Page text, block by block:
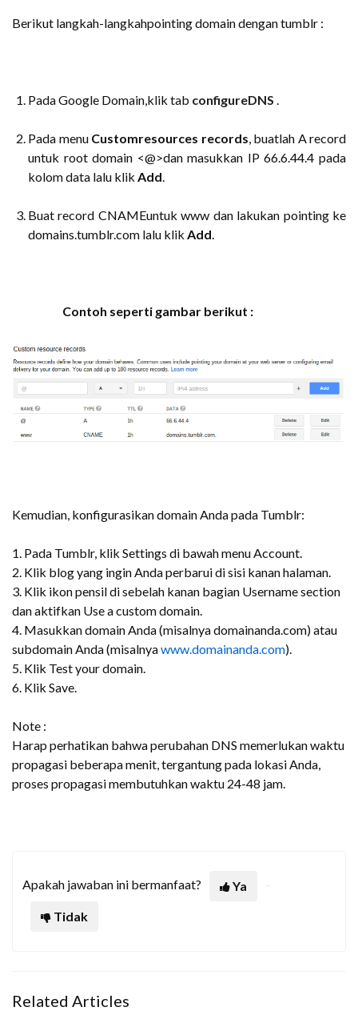
Berikut langkah-langkahpointing domain dengan tumblr :
Pada Google Domain,klik tab configureDNS .
Pada menu Customresources records, buatlah A record
untuk root domain <@>dan masukkan IP 66.6.44.4 pada
kolom data lalu klik Add.
Buat record CNAMEuntuk www dan lakukan pointing ke
domains.tumblr.com lalu klik Add.
Contoh seperti gambar berikut :
Kemudian, konfigurasikan domain Anda pada Tumblr:
1. Pada Tumblr, klik Settings di bawah menu Account.
2. Klik blog yang ingin Anda perbarui di sisi kanan halaman.
3. Klik ikon pensil di sebelah kanan bagian Username section
dan aktifkan Use a custom domain.
4. Masukkan domain Anda (misalnya domainanda.com) atau
subdomain Anda (misalnyawww.domainanda.com).
5. Klik Test your domain.
6. Klik Save.
Note :
Harap perhatikan bahwa perubahan DNS memerlukan waktu
propagasi beberapa menit, tergantung pada lokasi Anda,
proses propagasi membutuhkan waktu 24-48 jam.
Apakah jawaban ini bermanfaat?
Ya
Tidak
Related Articles